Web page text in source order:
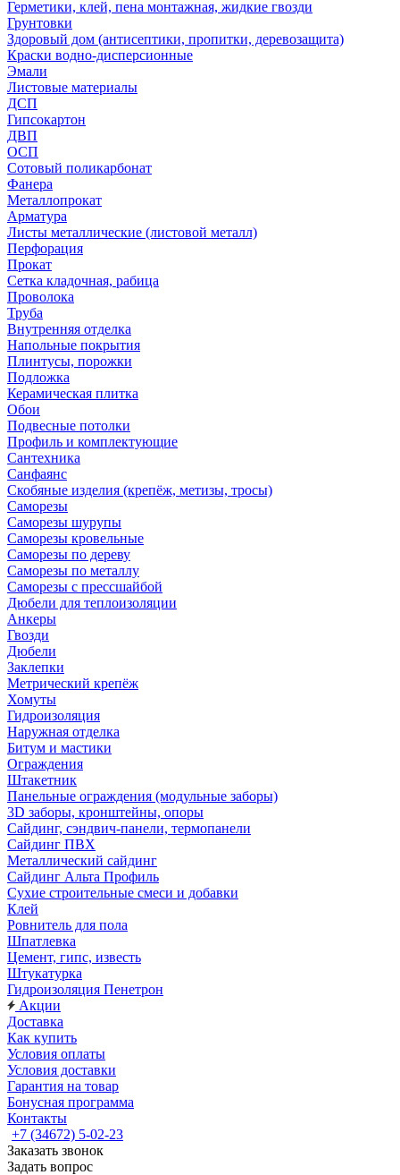
Герметики, клей, пена монтажная, жидкие гвозди
Грунтовки
Здоровый дом (антисептики, пропитки, деревозащита)
Краски водно-дисперсионные
Эмали
Листовые материалы
ДСП
Гипсокартон
ДВП
ОСП
Сотовый поликарбонат
Фанера
Металлопрокат
Арматура
Листы металлические (листовой металл)
Перфорация
Прокат
Сетка кладочная, рабица
Проволока
Труба
Внутренняя отделка
Напольные покрытия
Плинтусы, порожки
Подложка
Керамическая плитка
Обои
Подвесные потолки
Профиль и комплектующие
Сантехника
Санфаянс
Скобяные изделия (крепёж, метизы, тросы)
Саморезы
Саморезы шурупы
Саморезы кровельные
Саморезы по дереву
Саморезы по металлу
Саморезы с прессшайбой
Дюбели для теплоизоляции
Анкеры
Гвозди
Дюбели
Заклепки
Метрический крепёж
Хомуты
Гидроизоляция
Наружная отделка
Битум и мастики
Ограждения
Штакетник
Панельные ограждения (модульные заборы)
3D заборы, кронштейны, опоры
Cайдинг, сэндвич-панели, термопанели
Сайдинг ПВХ
Металлический сайдинг
Сайдинг Альта Профиль
Сухие строительные смеси и добавки
Клей
Ровнитель для пола
Шпатлевка
Цемент, гипс, известь
Штукатурка
Гидроизоляция Пенетрон
Акции
Доставка
Как купить
Условия оплаты
Условия доставки
Гарантия на товар
Бонусная программа
Контакты
+7 (34672) 5-02-23
Заказать звонок
Задать вопрос